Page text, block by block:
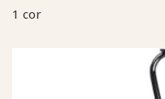
1 cor